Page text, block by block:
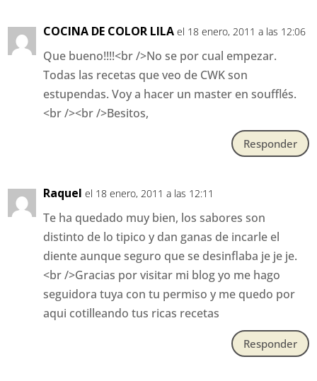
COCINA DE COLOR LILA el 18 enero, 2011 a las 12:06
Que bueno!!!!<br />No se por cual empezar.
Todas las recetas que veo de CWK son
estupendas. Voy a hacer un master en soufflés.
<br /><br />Besitos,
Responder
Raquel el 18 enero, 2011 a las 12:11
Te ha quedado muy bien, los sabores son
distinto de lo tipico y dan ganas de incarle el
diente aunque seguro que se desinflaba je je je.
<br />Gracias por visitar mi blog yo me hago
seguidora tuya con tu permiso y me quedo por
aqui cotilleando tus ricas recetas
Responder